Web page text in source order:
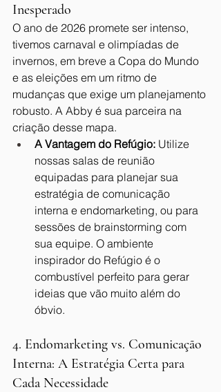
Inesperado
O ano de 2026 promete ser intenso,
tivemos carnaval e olimpíadas de
invernos, em breve a Copa do Mundo
e as eleições em um ritmo de
mudanças que exige um planejamento
robusto. A Abby é sua parceira na
criação desse mapa.
A Vantagem do Refúgio: Utilize
nossas salas de reunião
equipadas para planejar sua
estratégia de comunicação
interna e endomarketing, ou para
sessões de brainstorming com
sua equipe. O ambiente
inspirador do Refúgio é o
combustível perfeito para gerar
ideias que vão muito além do
óbvio.
4. Endomarketing vs. Comunicação
Interna: A Estratégia Certa para
Cada Necessidade